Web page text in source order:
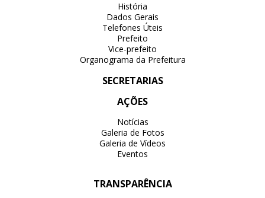
História
Dados Gerais
Telefones Úteis
Prefeito
Vice-prefeito
Organograma da Prefeitura
SECRETARIAS
AÇÕES
Notícias
Galeria de Fotos
Galeria de Vídeos
Eventos
TRANSPARÊNCIA